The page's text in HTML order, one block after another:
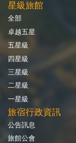
星級旅館
全部
卓越五星
五星級
四星級
三星級
二星級
一星級
旅宿行政資訊
公告訊息
旅館公會